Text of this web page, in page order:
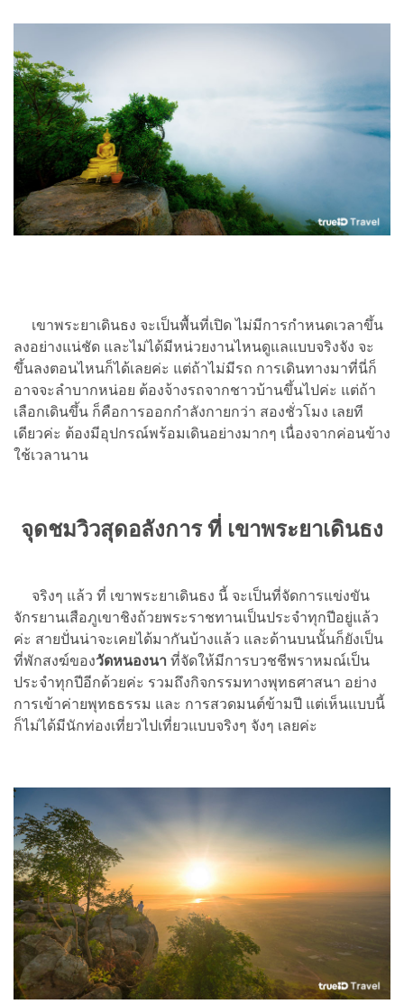
เขาพระยาเดินธง จะเป็นพื้นที่เปิด ไม่มีการกำหนดเวลาขึ้น
ลงอย่างแน่ชัด และไม่ได้มีหน่วยงานไหนดูแลแบบจริงจัง จะ
ขึ้นลงตอนไหนก็ได้เลยค่ะ แต่ถ้าไม่มีรถ การเดินทางมาที่นี่ก็
อาจจะลำบากหน่อย ต้องจ้างรถจากชาวบ้านขึ้นไปค่ะ แต่ถ้า
เลือกเดินขึ้น ก็คือการออกกำลังกายกว่า สองชั่วโมง เลยที
เดียวค่ะ ต้องมีอุปกรณ์พร้อมเดินอย่างมากๆ เนื่องจากค่อนข้าง
ใช้เวลานาน
จุดชมวิวสุดอลังการ ที่ เขาพระยาเดินธง
จริงๆ แล้ว ที่ เขาพระยาเดินธง นี้ จะเป็นที่จัดการแข่งขัน
จักรยานเสือภูเขาชิงถ้วยพระราชทานเป็นประจำทุกปีอยู่แล้ว
ค่ะ สายปั่นน่าจะเคยได้มากันบ้างแล้ว และด้านบนนั้นก็ยังเป็น
ที่พักสงฆ์ของวัดหนองนา ที่จัดให้มีการบวชชีพราหมณ์เป็น
ประจำทุกปีอีกด้วยค่ะ รวมถึงกิจกรรมทางพุทธศาสนา อย่าง
การเข้าค่ายพุทธธรรม และ การสวดมนต์ข้ามปี แต่เห็นแบบนี้
ก็ไม่ได้มีนักท่องเที่ยวไปเที่ยวแบบจริงๆ จังๆ เลยค่ะ